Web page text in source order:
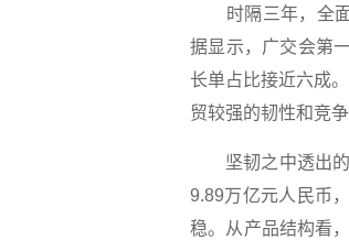
时隔三年，全面
据显示，广交会第
长单占比接近六成
贸较强的韧性和竞争
坚韧之中透出的
9.89万亿元人民币
稳。从产品结构看